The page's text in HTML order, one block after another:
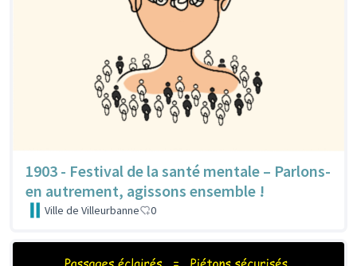
1903 - Festival de la santé mentale – Parlons-
en autrement, agissons ensemble !
Ville de Villeurbanne 0